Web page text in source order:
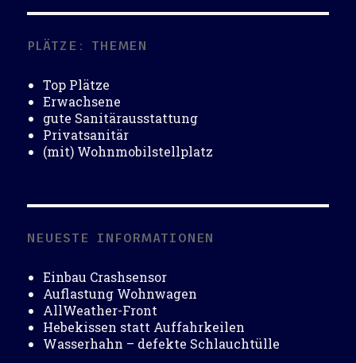
PLÄTZE: THEMEN
Top Plätze
Erwachsene
gute Sanitärausstattung
Privatsanitär
(mit) Wohnmobilstellplatz
NEUESTE INFORMATIONEN
Einbau Crashsensor
Auflastung Wohnwagen
AllWeather-Front
Hebekissen statt Auffahrkeilen
Wasserhahn – defekte Schlauchtülle